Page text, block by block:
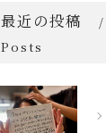
最近の投稿
Posts